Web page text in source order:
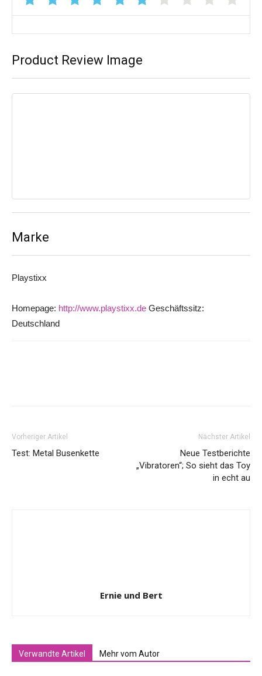
Product Review Image
Marke
Playstixx
Homepage: http://www.playstixx.de Geschäftssitz:
Deutschland
Vorheriger Artikel
Test: Metal Busenkette
Nächster Artikel
Neue Testberichte
„Vibratoren“; So sieht das Toy
in echt au
Ernie und Bert
Verwandte Artikel Mehr vom Autor